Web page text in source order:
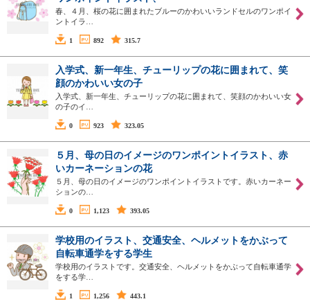
春、４月、桜の花に囲まれたブルーのかわいいランドセルのワンポイ
ントイラ…
1 892 315.7
入学式、新一年生、チューリップの花に囲まれて、笑
顔のかわいい女の子
入学式、新一年生、チューリップの花に囲まれて、笑顔のかわいい女
の子のイ…
0 923 323.05
５月、母の日のイメージのワンポイントイラスト、赤
いカーネーションの花
５月、母の日のイメージのワンポイントイラストです。赤いカーネー
ションの…
0 1,123 393.05
学校用のイラスト、交通安全、ヘルメットをかぶって
自転車通学をする学生
学校用のイラストです。交通安全、ヘルメットをかぶって自転車通学
をする学…
1 1,256 443.1